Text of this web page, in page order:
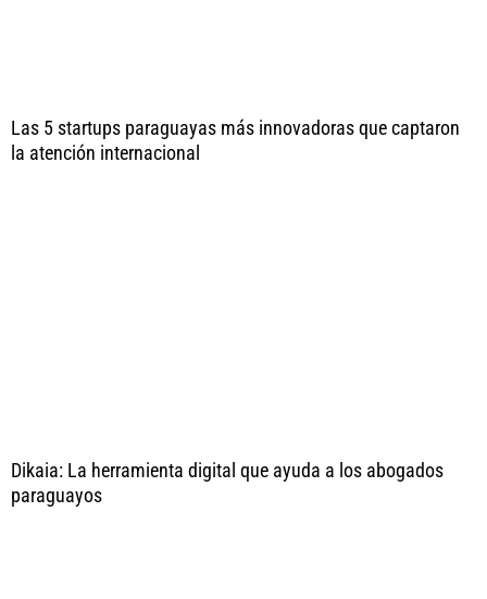
Las 5 startups paraguayas más innovadoras que captaron
la atención internacional
Dikaia: La herramienta digital que ayuda a los abogados
paraguayos